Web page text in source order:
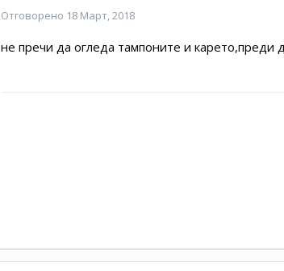
Отговорено 18 Март, 2018
не пречи да огледа тампоните и карето,преди